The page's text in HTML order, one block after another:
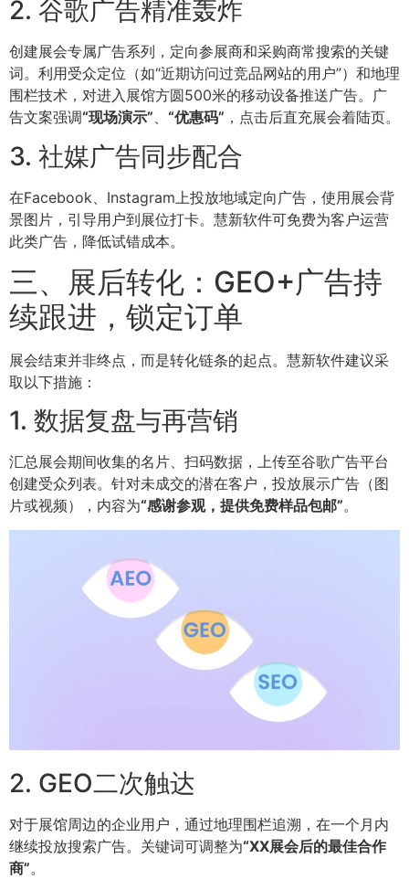
2. 谷歌广告精准轰炸
创建展会专属广告系列，定向参展商和采购商常搜索的关键
词。利用受众定位（如“近期访问过竞品网站的用户”）和地理
围栏技术，对进入展馆方圆500米的移动设备推送广告。广
告文案强调“现场演示”、 “优惠码” ，点击后直充展会着陆页。
3. 社媒广告同步配合
在Facebook、Instagram上投放地域定向广告，使用展会背
景图片，引导用户到展位打卡。慧新软件可免费为客户运营
此类广告，降低试错成本。
三、展后转化：GEO+广告持
续跟进，锁定订单
展会结束并非终点，而是转化链条的起点。慧新软件建议采
取以下措施：
1. 数据复盘与再营销
汇总展会期间收集的名片、扫码数据，上传至谷歌广告平台
创建受众列表。针对未成交的潜在客户，投放展示广告（图
片或视频），内容为“感谢参观，提供免费样品包邮”。
2. GEO二次触达
对于展馆周边的企业用户，通过地理围栏追溯，在一个月内
继续投放搜索广告。关键词可调整为“XX展会后的最佳合作
商”。